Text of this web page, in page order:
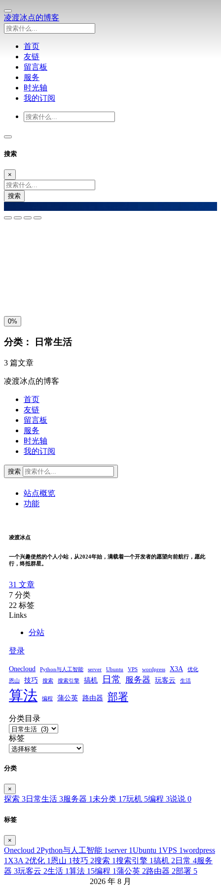
凌渡冰点的博客
首页
友链
留言板
服务
时光轴
我的订阅
搜索
×
搜索
0%
分类： 日常生活
3 篇文章
凌渡冰点的博客
首页
友链
留言板
服务
时光轴
我的订阅
搜索
站点概览
功能
凌渡冰点
一个兴趣使然的个人小站，从2024年始，满载着一个开发者的愿望向前航行，愿此
行，终抵群星。
31 文章
7 分类
22 标签
Links
分站
登录
Onecloud Python与人工智能 server Ubuntu VPS wordpress X3A 优化
恩山 技巧 搜索 搜索引擎 搞机 日常 服务器 玩客云 生活
算法 编程 蒲公英 路由器 部署
分类目录
标签
分类
×
探索 3日常生活 3服务器 1 未分类 17玩机 5编程 3说说 0
标签
×
Onecloud 2Python与人工智能 1server 1Ubuntu 1VPS 1wordpress
1 X3A 2优化 1 恩山 1技巧 2搜索 1搜索引擎 1搞机 2 日常 4服务
器 3玩客云 2生活 1算法 15编程 1蒲公英 2路由器 2部署 5
2026 年 8 月